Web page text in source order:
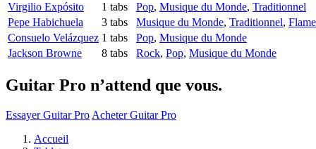
Virgilio Expósito
1 tabs Pop, Musique du Monde, Traditionnel
Pepe Habichuela
3 tabs Musique du Monde, Traditionnel,
Consuelo Velázquez 1 tabs Pop, Musique du Monde
Jackson Browne
8 tabs Rock, Pop, Musique du Monde
Guitar Pro n’attend que vous.
Essayer Guitar Pro Acheter Guitar Pro
Accueil